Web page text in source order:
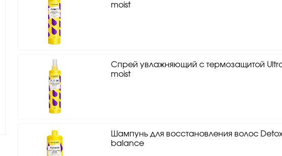
moist
Спрей увлажняющий с термозащитой
moist
Шампунь для восстановления волос
balance